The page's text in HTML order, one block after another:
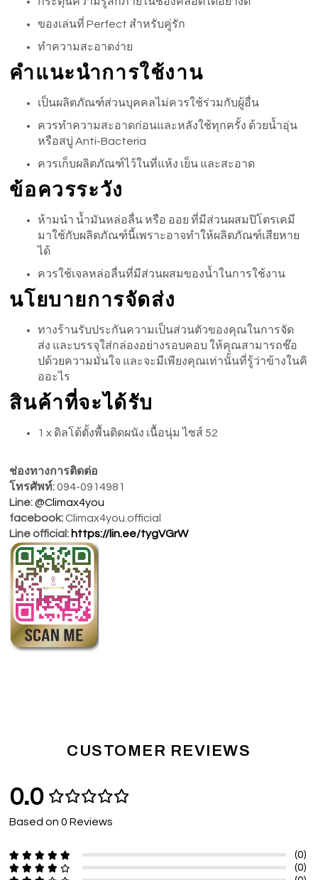
ของเล่นที่ Perfect สำหรับคู่รัก
ทำความสะอาดง่าย
คำแนะนำการใช้งาน
เป็นผลิตภัณฑ์ส่วนบุคคลไม่ควรใช้ร่วมกับผู้อื่น
ควรทำความสะอาดก่อนและหลังใช้ทุกครั้ง ด้วยน้ำอุ่น
หรือสบู่ Anti-Bacteria
ควรเก็บผลิตภัณฑ์ไว้ในที่แห้ง เย็น และสะอาด
ข้อควรระวัง
ห้ามนำ น้ำมันหล่อลื่น หรือ ออย ที่มีส่วนผสมปิโตรเคมี
มาใช้กับผลิตภัณฑ์นี้เพราะอาจทำให้ผลิตภัณฑ์เสียหาย
ได้
ควรใช้เจลหล่อลื่นที่มีส่วนผสมของน้ำในการใช้งาน
นโยบายการจัดส่ง
ทางร้านรับประกันความเป็นส่วนตัวของคุณในการจัด
ส่ง และบรรจุใส่กล่องอย่างรอบคอบ ให้คุณสามารถช๊อ
ปด้วยความมั่นใจ และจะมีเพียงคุณเท่านั้นที่รู้ว่าข้างในคิ
ออะไร
สินค้าที่จะได้รับ
1 x ดิลโด้ตั้งพื้นติดผนัง เนื้อนุ่ม ไซส์ 52
ช่องทางการติดต่อ
โทรศัพท์:094-0914981
Line: @Climax4you
facebook: Climax4you.official
Line official: https://lin.ee/tygVGrW
CUSTOMER REVIEWS
0.0
Based on 0 Reviews
(0)
(0)